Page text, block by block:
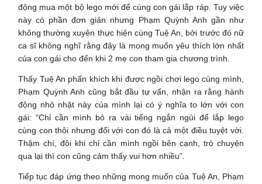
động mua một bộ lego mới để cùng con gái lắp ráp. Tuy việc
này có phần đơn giản nhưng Phạm Quỳnh Anh gần như
không thường xuyên thực hiện cùng Tuệ An, bởi trước đó nữ
ca sĩ không nghĩ rằng đây là mong muốn yêu thích lớn nhất
của con gái cho đến khi 2 mẹ con tham gia chương trình.
Thấy Tuệ An phấn khích khi được ngồi chơi lego cùng mình,
Phạm Quỳnh Anh cũng bắt đầu tự vấn, nhận ra rằng hành
động nhỏ nhặt này của mình lại có ý nghĩa to lớn với con
gái: “Chỉ cần mình bỏ ra vài tiếng ngắn ngủi để lắp lego
cùng con thôi nhưng đối với con đó là cả một điều tuyệt vời.
Thậm chí, đôi khi chỉ cần mình ngồi bên cạnh, trò chuyện
qua lại thì con cũng cảm thấy vui hơn nhiều”.
Tiếp tục đáp ứng theo những mong muốn của Tuệ An, Phạm